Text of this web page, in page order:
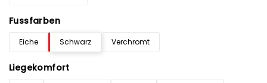
Fussfarben
Eiche Schwarz Verchromt
Liegekomfort